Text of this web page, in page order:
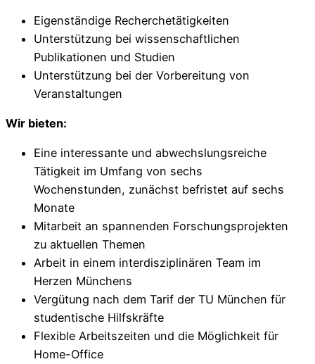
Eigenständige Recherchetätigkeiten
Unterstützung bei wissenschaftlichen
Publikationen und Studien
Unterstützung bei der Vorbereitung von
Veranstaltungen
Wir bieten:
Eine interessante und abwechslungsreiche
Tätigkeit im Umfang von sechs
Wochenstunden, zunächst befristet auf sechs
Monate
Mitarbeit an spannenden Forschungsprojekten
zu aktuellen Themen
Arbeit in einem interdisziplinären Team im
Herzen Münchens
Vergütung nach dem Tarif der TU München für
studentische Hilfskräfte
Flexible Arbeitszeiten und die Möglichkeit für
Home-Office